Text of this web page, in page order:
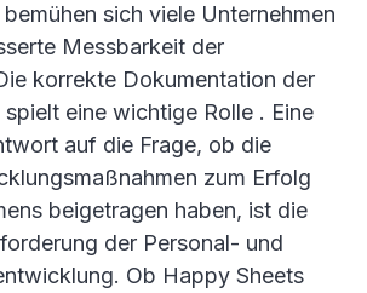
sich viele Unternehmen
Messbarkeit der
korrekte Dokumentation der
eine wichtige Rolle . Eine
auf die Frage, ob die
zum Erfolg
beigetragen haben, ist die
der Personal- und
Ob Happy Sheets